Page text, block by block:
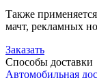
Также
мачт, рекламных
Заказать
Способы доставки
Автомобильная